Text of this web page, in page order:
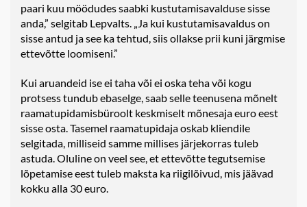
paari kuu möödudes saabki kustutamisavalduse sisse
anda,” selgitab Lepvalts. „Ja kui kustutamisavaldus on
sisse antud ja see ka tehtud, siis ollakse prii kuni järgmise
ettevõtte loomiseni.”
Kui aruandeid ise ei taha või ei oska teha või kogu
protsess tundub ebaselge, saab selle teenusena mõnelt
raamatupidamisbüroolt keskmiselt mõnesaja euro eest
sisse osta. Tasemel raamatupidaja oskab kliendile
selgitada, milliseid samme millises järjekorras tuleb
astuda. Oluline on veel see, et ettevõtte tegutsemise
lõpetamise eest tuleb maksta ka riigilõivud, mis jäävad
kokku alla 30 euro.